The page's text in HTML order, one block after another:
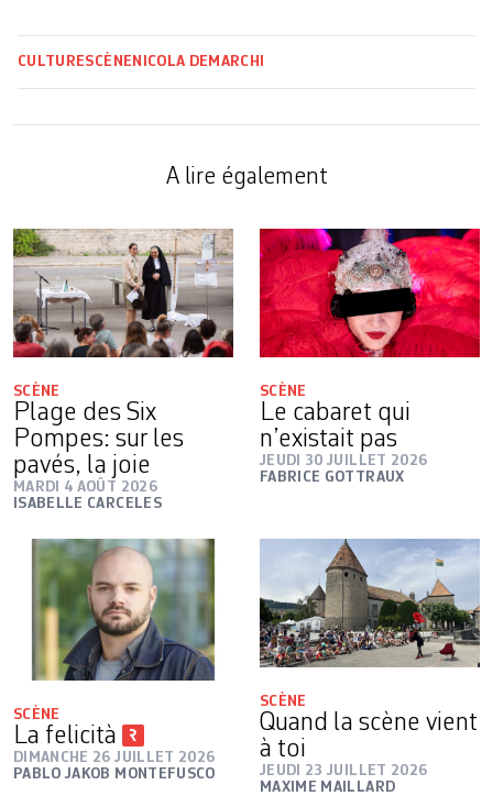
CULTURESCÈNE NICOLA DEMARCHI
A lire également
SCÈNE
Plage des Six
Pompes: sur les
pavés, la joie
MARDI 4 AOÛT 2026
ISABELLE CARCELES
SCÈNE
Le cabaret qui
n’existait pas
JEUDI 30 JUILLET 2026
FABRICE GOTTRAUX
SCÈNE
La felicità
DIMANCHE 26 JUILLET 2026
PABLO JAKOB MONTEFUSCO
SCÈNE
Quand la scène vient
à toi
JEUDI 23 JUILLET 2026
MAXIME MAILLARD